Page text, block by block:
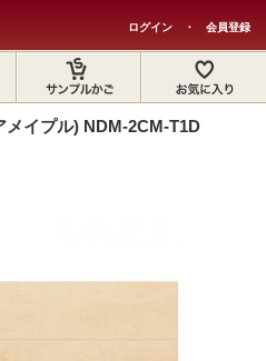
ログイン ・ 会員登録
メイプル) NDM-2CM-T1D